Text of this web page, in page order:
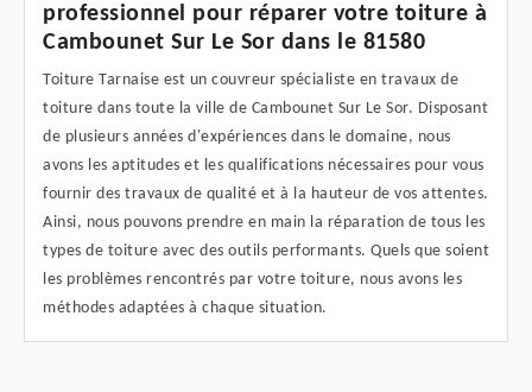
professionnel pour réparer votre toiture à
Cambounet Sur Le Sor dans le 81580
Toiture Tarnaise est un couvreur spécialiste en travaux de
toiture dans toute la ville de Cambounet Sur Le Sor. Disposant
de plusieurs années d'expériences dans le domaine, nous
avons les aptitudes et les qualifications nécessaires pour vous
fournir des travaux de qualité et à la hauteur de vos attentes.
Ainsi, nous pouvons prendre en main la réparation de tous les
types de toiture avec des outils performants. Quels que soient
les problèmes rencontrés par votre toiture, nous avons les
méthodes adaptées à chaque situation.